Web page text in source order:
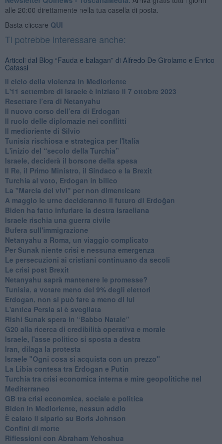
alle 20:00 direttamente nella tua casella di posta.
Basta cliccare QUI
Ti potrebbe interessare anche:
Articoli dal Blog “Fauda e balagan” di Alfredo De Girolamo e Enrico
Catassi
Il ciclo della violenza in Medioriente
L'11 settembre di Israele è iniziato il 7 ottobre 2023
Resettare l’era di Netanyahu
​Il nuovo corso dell’era di Erdogan
Il ruolo delle diplomazie nei conflitti
Il medioriente di Silvio
Tunisia rischiosa e strategica per l'Italia
L'inizio del “secolo della Turchia”
Israele, deciderà il borsone della spesa
Il Re, il Primo Ministro, il Sindaco e la Brexit
Turchia al voto, Erdogan in bilico
La "Marcia dei vivi" per non dimenticare
A maggio le urne decideranno il futuro di Erdoğan
Biden ha fatto infuriare la destra israeliana
Israele rischia una guerra civile
Bufera sull'immigrazione
Netanyahu a Roma, un viaggio complicato
Per Sunak niente crisi e nessuna emergenza
Le persecuzioni ai cristiani continuano da secoli
Le crisi post Brexit
Netanyahu saprà mantenere le promesse?
Tunisia, a votare meno del 9% degli elettori
Erdogan, non si può fare a meno di lui
L'antica Persia si è svegliata
Rishi Sunak spera in “Babbo Natale”
G20 alla ricerca di credibilità operativa e morale
Israele, l'asse politico si sposta a destra
Iran, dilaga la protesta
Israele "Ogni cosa si acquista con un prezzo"
La Libia contesa tra Erdogan e Putin
Turchia tra crisi economica interna e mire geopolitiche nel
Mediterraneo
GB tra crisi economica, sociale e politica
Biden in Medioriente, nessun addio
È calato il sipario su Boris Johnson
Confini di morte
Riflessioni con Abraham Yehoshua